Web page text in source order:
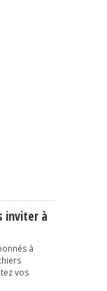
inviter à
à
vos